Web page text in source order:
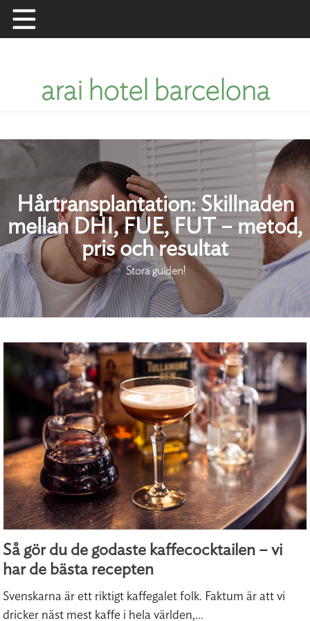
Skip
to
arai hotel barcelona
Hårtransplantation: Skillnaden
mellan DHI, FUE, FUT – metod,
pris och resultat
Stora guiden!
Så gör du de godaste kaffecocktailen – vi
har de bästa recepten
Svenskarna är ett riktigt kaffegalet folk. Faktum är att vi
dricker näst mest kaffe i hela världen,...